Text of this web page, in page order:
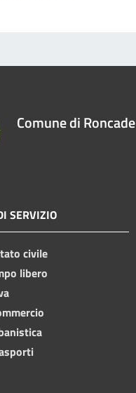
Comune di Roncade
SERVIZIO
civile
libero